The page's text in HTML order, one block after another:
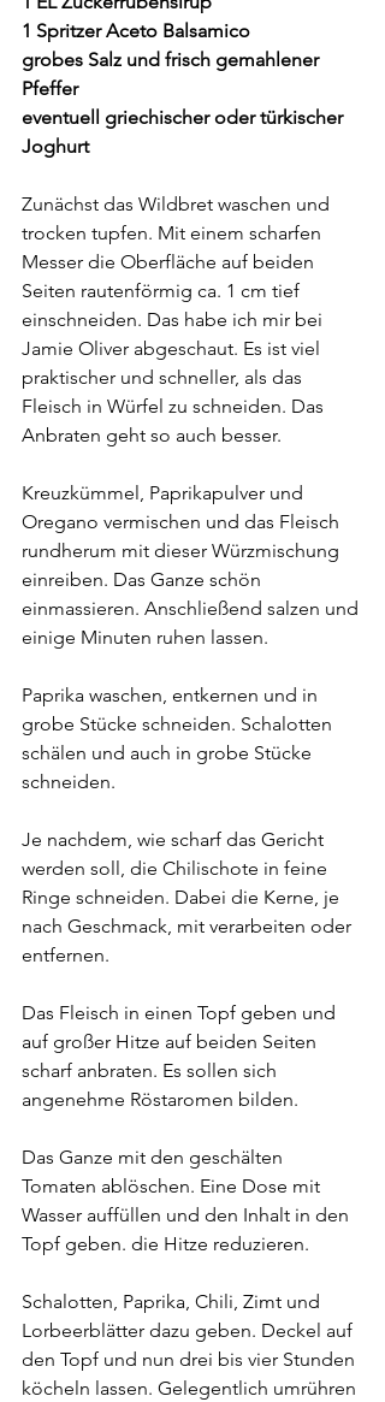
1 Spritzer Aceto Balsamico
grobes Salz und frisch gemahlener
Pfeffer
eventuell griechischer oder türkischer
Joghurt
Zunächst das Wildbret waschen und
trocken tupfen. Mit einem scharfen
Messer die Oberfläche auf beiden
Seiten rautenförmig ca. 1 cm tief
einschneiden. Das habe ich mir bei
Jamie Oliver abgeschaut. Es ist viel
praktischer und schneller, als das
Fleisch in Würfel zu schneiden. Das
Anbraten geht so auch besser.
Kreuzkümmel, Paprikapulver und
Oregano vermischen und das Fleisch
rundherum mit dieser Würzmischung
einreiben. Das Ganze schön
einmassieren. Anschließend salzen und
einige Minuten ruhen lassen.
Paprika waschen, entkernen und in
grobe Stücke schneiden. Schalotten
schälen und auch in grobe Stücke
schneiden.
Je nachdem, wie scharf das Gericht
werden soll, die Chilischote in feine
Ringe schneiden. Dabei die Kerne, je
nach Geschmack, mit verarbeiten oder
entfernen.
Das Fleisch in einen Topf geben und
auf großer Hitze auf beiden Seiten
scharf anbraten. Es sollen sich
angenehme Röstaromen bilden.
Das Ganze mit den geschälten
Tomaten ablöschen. Eine Dose mit
Wasser auffüllen und den Inhalt in den
Topf geben. die Hitze reduzieren.
Schalotten, Paprika, Chili, Zimt und
Lorbeerblätter dazu geben. Deckel auf
den Topf und nun drei bis vier Stunden
köcheln lassen. Gelegentlich umrühren